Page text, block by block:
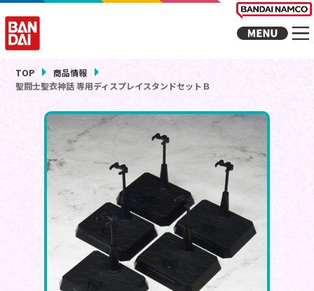
TOP
商品情報
聖闘士聖衣神話 専用ディスプレイスタンドセットＢ